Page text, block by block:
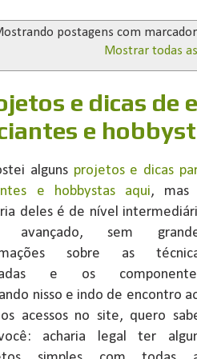
postagens com
Mostrar todas
e dicas de
e
alguns projetos e dicas
e hobbystas aqui, mas
deles é de nível
avançado, sem
sobre as
e os
nisso e indo de encontro
acessos no site, quero
acharia legal ter